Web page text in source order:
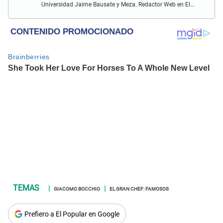
Universidad Jaime Bausate y Meza. Redactor Web en El
películas, series, videojuegos y espectáculo.
GIACOMO BOCCHIO EL GRAN CHEF: FAMOSOS
Prefiero a El Popular en Google